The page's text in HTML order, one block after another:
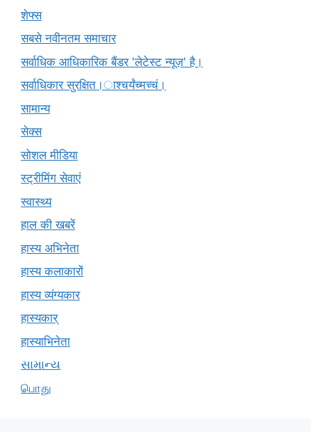
शेफ्स
सबसे नवीनतम समाचार
सर्वाधिक आधिकारिक बैंडर 'लेटेस्ट न्यूज़' है।
सर्वाधिकार सुरक्षित।ाश्चर्यंच्मच्चं।
सामान्य
सेक्स
सोशल मीडिया
स्ट्रीमिंग सेवाएं
स्वास्थ्य
हाल की खबरें
हास्य अभिनेता
हास्य कलाकारों
हास्य व्यंग्यकार
हास्यकार्
हास्याभिनेता
સામાન્ય
பொது